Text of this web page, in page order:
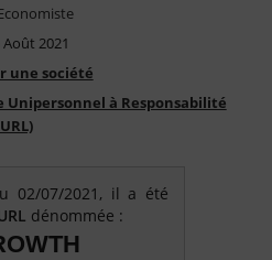
2021
une société
Unipersonnel à Responsabilité
02/07/2021, il a été
dénommée :